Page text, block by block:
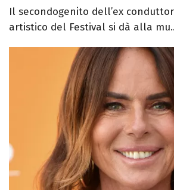
Il secondogenito dell’ex
artistico del Festival si dà alla